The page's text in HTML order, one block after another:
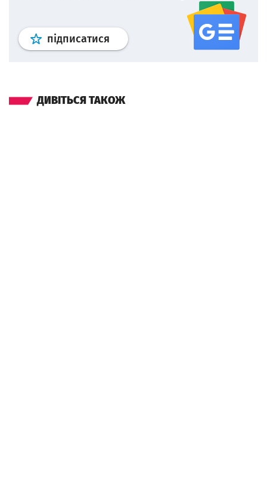
підписатися Профіль google news
ДИВІТЬСЯ ТАКОЖ